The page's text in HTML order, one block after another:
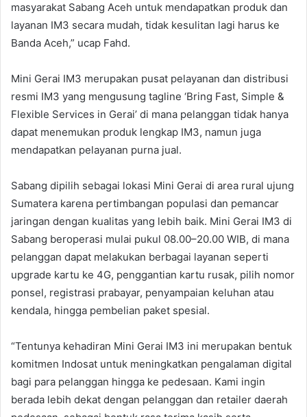
masyarakat Sabang Aceh untuk mendapatkan produk dan
layanan IM3 secara mudah, tidak kesulitan lagi harus ke
Banda Aceh,” ucap Fahd.
Mini Gerai IM3 merupakan pusat pelayanan dan distribusi
resmi IM3 yang mengusung tagline ‘Bring Fast, Simple &
Flexible Services in Gerai’ di mana pelanggan tidak hanya
dapat menemukan produk lengkap IM3, namun juga
mendapatkan pelayanan purna jual.
Sabang dipilih sebagai lokasi Mini Gerai di area rural ujung
Sumatera karena pertimbangan populasi dan pemancar
jaringan dengan kualitas yang lebih baik. Mini Gerai IM3 di
Sabang beroperasi mulai pukul 08.00–20.00 WIB, di mana
pelanggan dapat melakukan berbagai layanan seperti
upgrade kartu ke 4G, penggantian kartu rusak, pilih nomor
ponsel, registrasi prabayar, penyampaian keluhan atau
kendala, hingga pembelian paket spesial.
“Tentunya kehadiran Mini Gerai IM3 ini merupakan bentuk
komitmen Indosat untuk meningkatkan pengalaman digital
bagi para pelanggan hingga ke pedesaan. Kami ingin
berada lebih dekat dengan pelanggan dan retailer daerah